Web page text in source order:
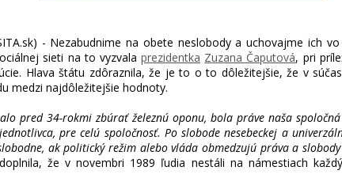
- Nezabudnime na obete neslobody a uchovajme ich
sieti na to vyzvalaprezidentka Zuzana Čaputová, pri
Hlava štátu zdôraznila, že je to o to dôležitejšie, že v
medzi najdôležitejšie hodnoty.
pred 34-rokmi zbúrať železnú oponu, bola práve naša
pre celú spoločnosť. Po slobode nesebeckej a
ak politický režim alebo vláda obmedzujú práva a slobody
že v novembri 1989 ľudia nestáli na námestiach